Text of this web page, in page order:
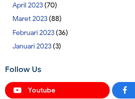
April 2023(70)
Maret 2023(88)
Februari 2023(36)
Januari 2023(3)
Follow Us
Youtube